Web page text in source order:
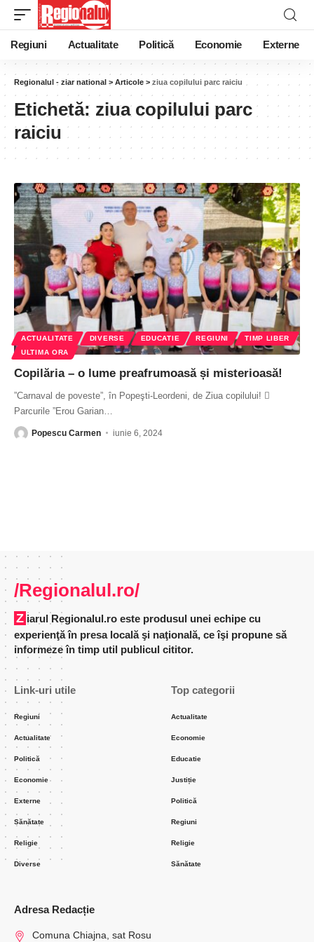
Regiuni Actualitate Politică Economie Externe
Regionalul - ziar national > Articole > ziua copilului parc raiciu
Etichetă: ziua copilului parc
raiciu
ACTUALITATE DIVERSE EDUCATIE REGIUNI
TIMP LIBER
ULTIMA ORA
Copilăria – o lume preafrumoasă și misterioasă!
”Carnaval de poveste”, în Popeşti-Leordeni, de Ziua copilului! 
Parcurile ”Erou Garian
Popescu Carmen iunie 6, 2024
/Regionalul.ro/
Ziarul Regionalul.ro este produsul unei echipe cu
experienţă în presa locală şi naţională, ce îşi propune să
informeze în timp util publicul cititor.
Link-uri utile
Regiuni
Actualitate
Politică
Economie
Externe
Sănătate
Religie
Diverse
Top categorii
Actualitate
Economie
Educatie
Justiție
Politică
Regiuni
Religie
Sănătate
Adresa Redacție
Comuna Chiajna, sat Rosu